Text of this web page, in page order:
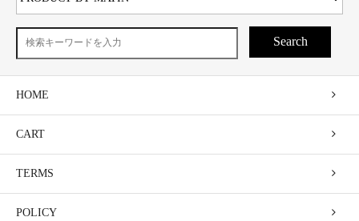
Search
HOME
CART
TERMS
POLICY